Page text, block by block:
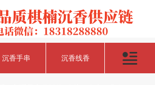
沉香手串 沉香线香